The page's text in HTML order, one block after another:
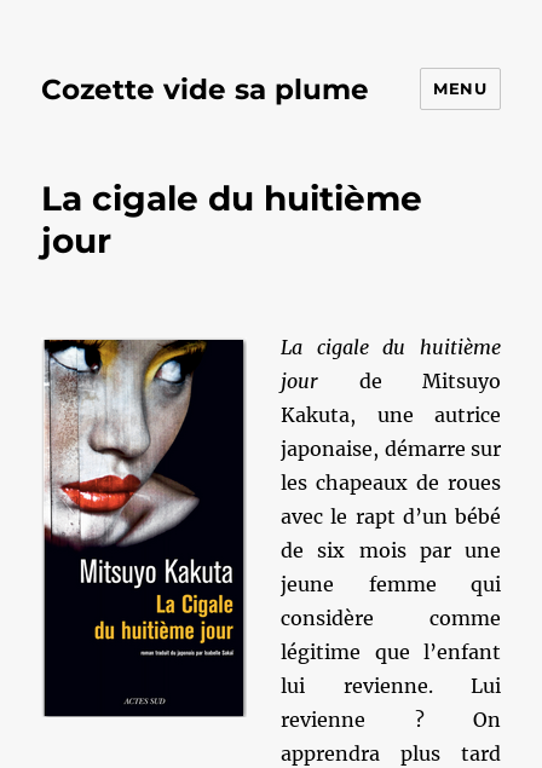
Cozette vide sa plume MENU
La cigale du huitième
jour
La cigale du huitième
jour de Mitsuyo
Kakuta, une autrice
japonaise, démarre sur
les chapeaux de roues
avec le rapt d’un bébé
de six mois par une
jeune femme qui
considère comme
légitime que l’enfant
lui revienne. Lui
revienne ? On
apprendra plus tard